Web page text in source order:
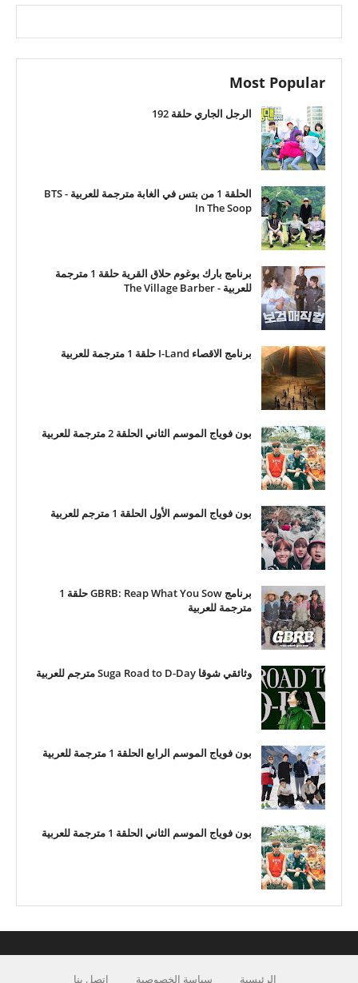
Most Popular
الرجل الجاري حلقة 192
الحلقة 1 من بتس في الغابة مترجمة للعربية - BTS
In The Soop
برنامج بارك بوغوم حلاق القرية حلقة 1 مترجمة
للعربية - The Village Barber
برنامج الاقصاء I-Land حلقة 1 مترجمة للعربية
بون فوياج الموسم الثاني الحلقة 2 مترجمة للعربية
بون فوياج الموسم الأول الحلقة 1 مترجم للعربية
برنامج GBRB: Reap What You Sow حلقة 1
مترجمة للعربية
وثائقي شوقا Suga Road to D-Day مترجم للعربية
بون فوياج الموسم الرابع الحلقة 1 مترجمة للعربية
بون فوياج الموسم الثاني الحلقة 1 مترجمة للعربية
الرئيسية سياسة الخصوصية اتصل بنا